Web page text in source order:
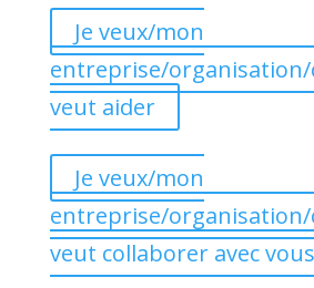
Je veux/mon
entreprise/organisation/
veut aider
Je veux/mon
entreprise/organisation/
veut collaborer avec vous